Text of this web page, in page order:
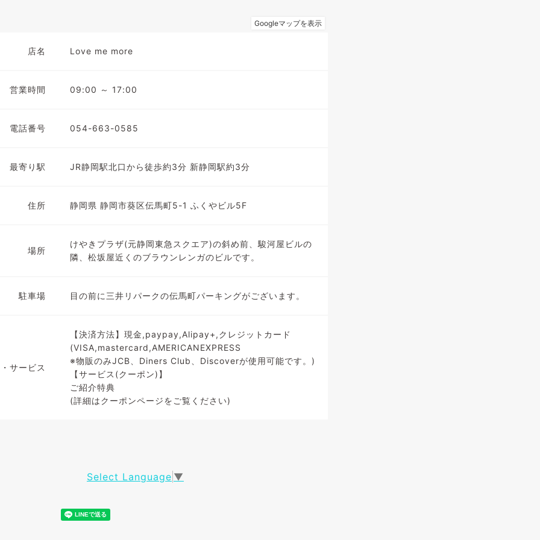
店名 Love me more
営業時間 09:00 ～ 17:00
電話番号 054-663-0585
最寄り駅 JR静岡駅北口から徒歩約3分 新静岡駅約3分
住所 静岡県 静岡市葵区伝馬町5-1 ふくやビル5F
場所
けやきプラザ(元静岡東急スクエア)の斜め前、駿河屋ビルの
隣、松坂屋近くのブラウンレンガのビルです。
駐車場 目の前に三井リパークの伝馬町パーキングがございます。
サービス
【決済方法】現金,paypay,Alipay+,クレジットカード
(VISA,mastercard,AMERICANEXPRESS
※物販のみJCB、Diners Club、Discoverが使用可能です。)
【サービス(クーポン)】
ご紹介特典
(詳細はクーポンページをご覧ください)
Select Language ▼